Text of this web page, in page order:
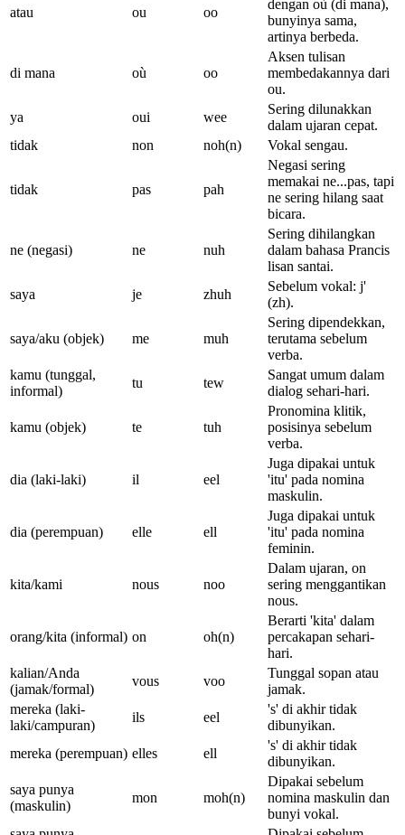
atau ou oo
dengan où (di mana),
bunyinya sama,
artinya berbeda.
di mana où oo
Aksen tulisan
membedakannya dari
ou.
ya
oui wee
Sering dilunakkan
dalam ujaran cepat.
tidak
non noh(n) Vokal sengau.
tidak pas pah
Negasi sering
memakai ne...pas, tapi
ne sering hilang saat
bicara.
ne (negasi) ne nuh
Sering dihilangkan
dalam bahasa Prancis
lisan santai.
saya
je zhuh
Sebelum vokal: j'
(zh).
saya/aku (objek) me muh
Sering dipendekkan,
terutama sebelum
verba.
kamu (tunggal,
informal)
tu tew
Sangat umum dalam
dialog sehari-hari.
kamu (objek) te tuh
Pronomina klitik,
posisinya sebelum
verba.
dia (laki-laki) il eel
Juga dipakai untuk
'itu' pada nomina
maskulin.
dia (perempuan) elle ell
Juga dipakai untuk
'itu' pada nomina
feminin.
kita/kami nous noo
Dalam ujaran, on
sering menggantikan
nous.
orang/kita (informal) on oh(n)
Berarti 'kita' dalam
percakapan sehari-
hari.
kalian/Anda
(jamak/formal)
vous voo
Tunggal sopan atau
jamak.
mereka (laki-
laki/campuran)
ils eel
's' di akhir tidak
dibunyikan.
mereka (perempuan) elles ell
's' di akhir tidak
dibunyikan.
saya punya
(maskulin)
mon moh(n)
Dipakai sebelum
nomina maskulin dan
bunyi vokal.